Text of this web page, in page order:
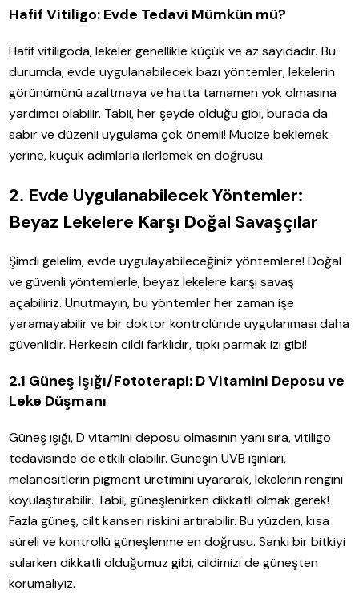
Hafif Vitiligo: Evde Tedavi Mümkün mü?
Hafif vitiligoda, lekeler genellikle küçük ve az sayıdadır. Bu
durumda, evde uygulanabilecek bazı yöntemler, lekelerin
görünümünü azaltmaya ve hatta tamamen yok olmasına
yardımcı olabilir. Tabii, her şeyde olduğu gibi, burada da
sabır ve düzenli uygulama çok önemli! Mucize beklemek
yerine, küçük adımlarla ilerlemek en doğrusu.
2. Evde Uygulanabilecek Yöntemler:
Beyaz Lekelere Karşı Doğal Savaşçılar
Şimdi gelelim, evde uygulayabileceğiniz yöntemlere! Doğal
ve güvenli yöntemlerle, beyaz lekelere karşı savaş
açabiliriz. Unutmayın, bu yöntemler her zaman işe
yaramayabilir ve bir doktor kontrolünde uygulanması daha
güvenlidir. Herkesin cildi farklıdır, tıpkı parmak izi gibi!
2.1 Güneş Işığı/Fototerapi: D Vitamini Deposu ve
Leke Düşmanı
Güneş ışığı, D vitamini deposu olmasının yanı sıra, vitiligo
tedavisinde de etkili olabilir. Güneşin UVB ışınları,
melanositlerin pigment üretimini uyararak, lekelerin rengini
koyulaştırabilir. Tabii, güneşlenirken dikkatli olmak gerek!
Fazla güneş, cilt kanseri riskini artırabilir. Bu yüzden, kısa
süreli ve kontrollü güneşlenme en doğrusu. Sanki bir bitkiyi
sularken dikkatli olduğumuz gibi, cildimizi de güneşten
korumalıyız.